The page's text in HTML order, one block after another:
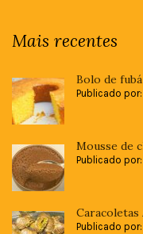
Mais recentes
Bolo de
Publicado
Mousse de
Publicado
Caracoletas
Publicado